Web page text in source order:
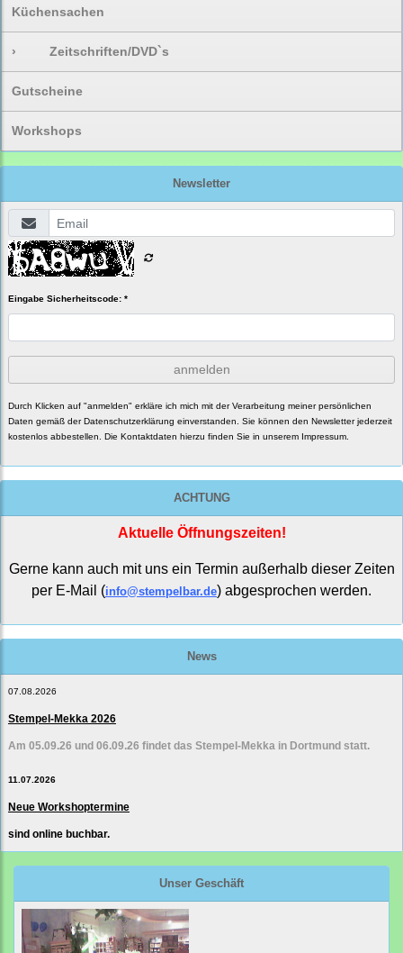
Küchensachen
› Zeitschriften/DVD`s
Gutscheine
Workshops
Newsletter
Eingabe Sicherheitscode: *
anmelden
Durch Klicken auf "anmelden" erkläre ich mich mit der Verarbeitung meiner persönlichen
Daten gemäß der Datenschutzerklärung einverstanden. Sie können den Newsletter jederzeit
kostenlos abbestellen. Die Kontaktdaten hierzu finden Sie in unserem Impressum.
ACHTUNG
Aktuelle Öffnungszeiten!
Gerne kann auch mit uns ein Termin außerhalb dieser Zeiten
per E-Mail (info@stempelbar.de) abgesprochen werden.
News
07.08.2026
Stempel-Mekka 2026
Am 05.09.26 und 06.09.26 findet das Stempel-Mekka in Dortmund statt.
11.07.2026
Neue Workshoptermine
sind online buchbar.
Unser Geschäft